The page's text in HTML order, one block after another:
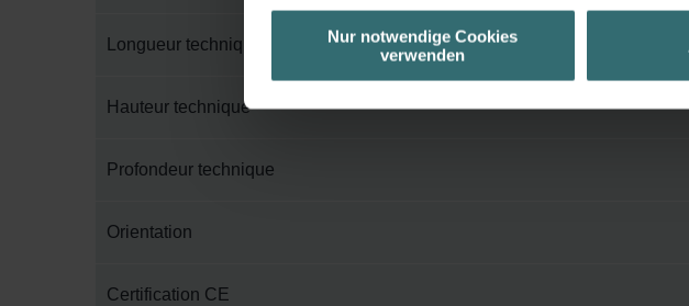
unserer Website verwenden, um Ihnen die bestmögliche
basierend auf Ihren Interessen zur Verfügung zu stellen.
Datenschutzerklärung widerrufen.
Zehnder Group AG: Data Privacy
Nur notwendige Cookies
verwenden
Longueur technique
Hauteur technique
Profondeur technique
Orientation
Certification CE